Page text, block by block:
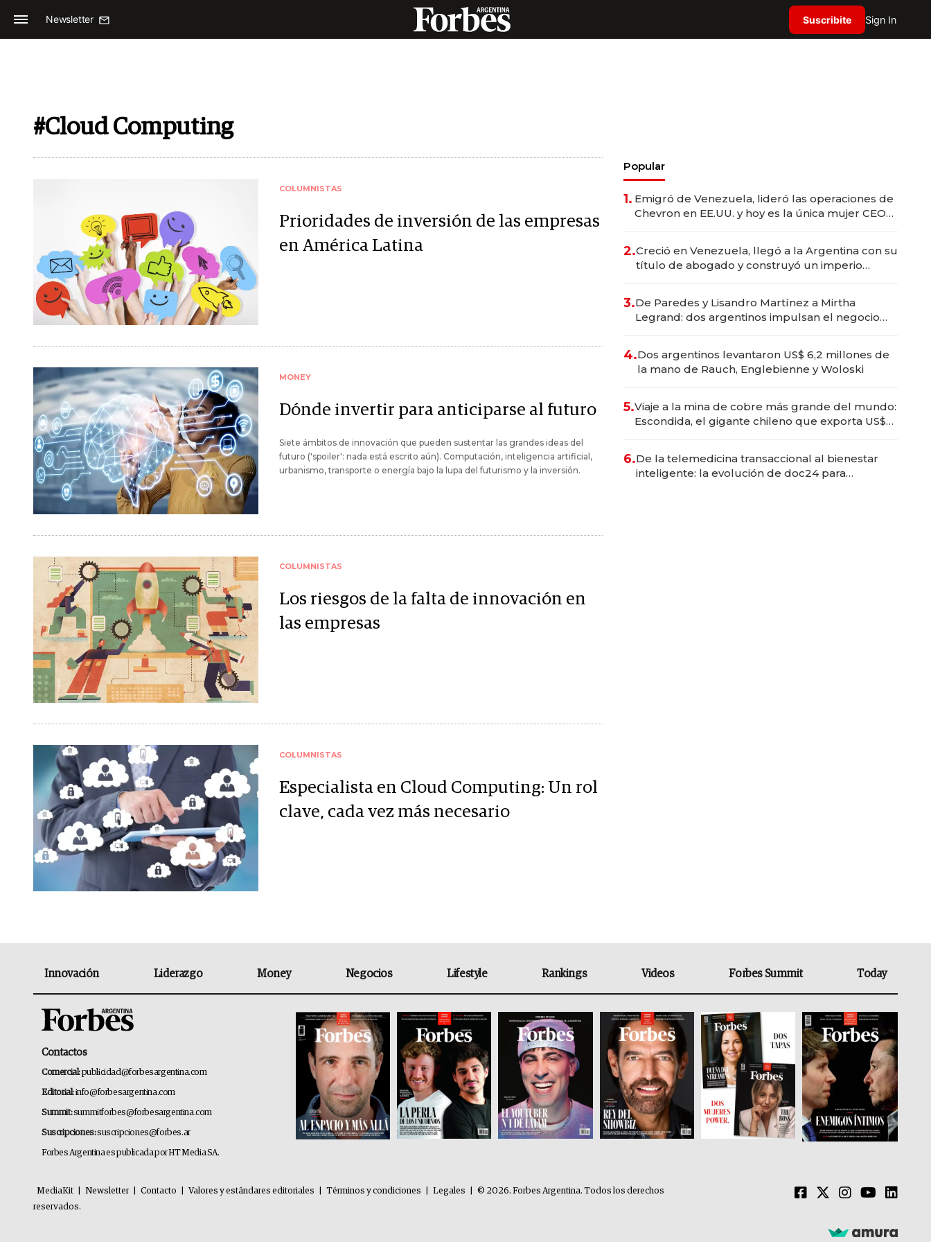
Newsletter Suscribite Sign In
#Cloud Computing
COLUMNISTAS
Prioridades de inversión de las empresas
en América Latina
MONEY
Dónde invertir para anticiparse al futuro
Siete ámbitos de innovación que pueden sustentar las grandes ideas del
futuro ('spoiler': nada está escrito aún). Computación, inteligencia artificial,
urbanismo, transporte o energía bajo la lupa del futurismo y la inversión.
COLUMNISTAS
Los riesgos de la falta de innovación en
las empresas
COLUMNISTAS
Especialista en Cloud Computing: Un rol
clave, cada vez más necesario
Popular
1. Emigró de Venezuela, lideró las operaciones de
Chevron en EE.UU. y hoy es la única mujer CEO
2.Creció en Venezuela, llegó a la Argentina con su
título de abogado y construyó un imperio
3.De Paredes y Lisandro Martínez a Mirtha
Legrand: dos argentinos impulsan el negocio
4.Dos argentinos levantaron US$ 6,2 millones de
la mano de Rauch, Englebienne y Woloski
5.Viaje a la mina de cobre más grande del mundo:
Escondida, el gigante chileno que exporta US$
6.De la telemedicina transaccional al bienestar
inteligente: la evolución de doc24 para
Innovación Liderazgo Money Negocios Lifestyle Rankings Videos Forbes Summit Today
Contactos
Comercial:publicidad@forbesargentina.com
Editorial:info@forbesargentina.com
Summit:summitforbes@forbesargentina.com
Suscripciones:suscripciones@forbes.ar
Forbes Argentina es publicada por HT Media SA.
MediaKit Newsletter Contacto Valores y estándares editoriales Términos y condiciones Legales
© 2026. Forbes Argentina. Todos los derechos
reservados.